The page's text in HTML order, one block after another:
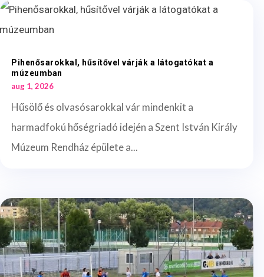
Pihenősarokkal, hűsítővel várják a látogatókat a
múzeumban
aug 1, 2026
Hűsölő és olvasósarokkal vár mindenkit a
harmadfokú hőségriadó idején a Szent István Király
Múzeum Rendház épülete a...